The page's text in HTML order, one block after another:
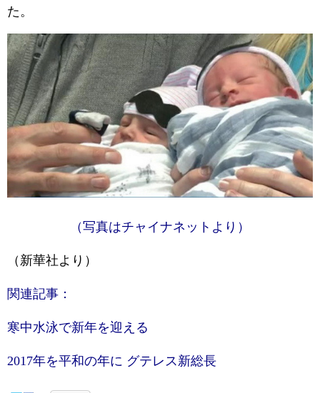
た。
（写真はチャイナネットより）
（新華社より）
関連記事：
寒中水泳で新年を迎える
2017年を平和の年に グテレス新総長